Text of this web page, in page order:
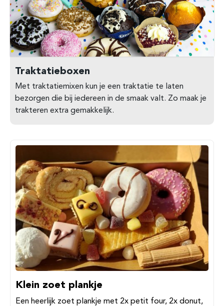
Traktatieboxen
Met traktatiemixen kun je een traktatie te laten
bezorgen die bij iedereen in de smaak valt. Zo maak je
trakteren extra gemakkelijk.
Klein zoet plankje
Een heerlijk zoet plankje met 2x petit four, 2x donut,